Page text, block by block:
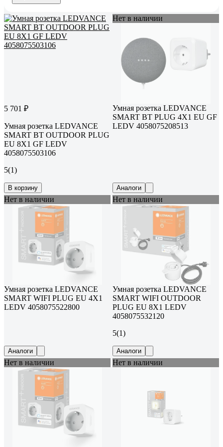
5 701 ₽
Умная розетка LEDVANCE
SMART BT OUTDOOR PLUG
EU 8X1 GF LEDV
4058075503106
5(1)
В корзину
Нет в наличии
Умная розетка LEDVANCE
SMART BT PLUG 4X1 EU GF
LEDV 4058075208513
Аналоги
Нет в наличии
Умная розетка LEDVANCE
SMART WIFI PLUG EU 4X1
LEDV 4058075522800
Аналоги
Нет в наличии
Умная розетка LEDVANCE
SMART WIFI OUTDOOR
PLUG EU 8X1 LEDV
4058075532120
5(1)
Аналоги
Нет в наличии Нет в наличии